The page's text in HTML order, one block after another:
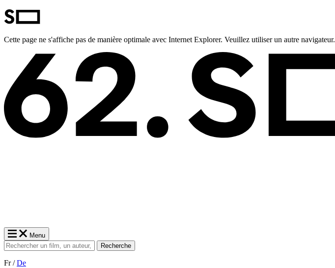
Cette page ne s'affiche pas de manière optimale avec Internet Explorer. Veuillez utiliser un autre navigateur.
Menu
Recherche
Fr /De